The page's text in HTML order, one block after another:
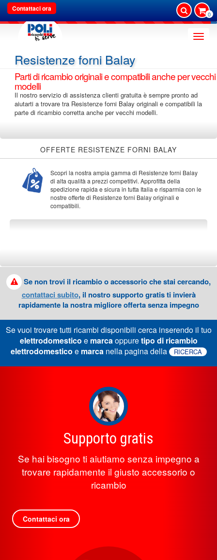
Contattaci ora
0
Toggle
Resistenze forni Balay
Parti di ricambio originali e compatibili anche per vecchi
modelli
Il nostro servizio di assistenza clienti gratuita è sempre pronto ad
aiutarti a trovare tra Resistenze forni Balay originali e compatibili la
parte di ricambio corretta anche per vecchi modelli.
OFFERTE RESISTENZE FORNI BALAY
Scopri la nostra ampia gamma di Resistenze forni Balay
di alta qualità a prezzi competitivi. Approfitta della
spedizione rapida e sicura in tutta Italia e risparmia con le
nostre offerte di Resistenze forni Balay originali e
compatibili.
Se non trovi il ricambio o accessorio che stai cercando,
contattaci subito, il nostro supporto gratis ti invierà
rapidamente la nostra migliore offerta senza impegno
Se vuoi trovare tutti ricambi disponibili cerca inserendo il tuo
elettrodomestico e marcaoppuretipo di ricambio
elettrodomestico e marcanella pagina della RICERCA
Supporto gratis
Se hai bisogno ti aiutiamo senza impegno a
trovare rapidamente il giusto accessorio o
ricambio
Contattaci ora